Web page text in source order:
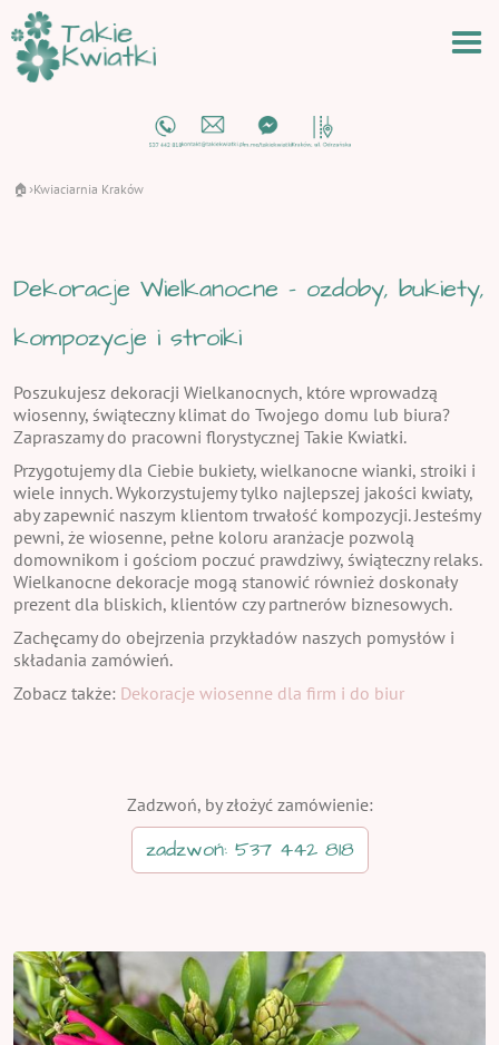
🏠 ›Kwiaciarnia Kraków
Dekoracje Wielkanocne - ozdoby, bukiety,
kompozycje i stroiki
Poszukujesz dekoracji Wielkanocnych, które wprowadzą
wiosenny, świąteczny klimat do Twojego domu lub biura?
Zapraszamy do pracowni florystycznej Takie Kwiatki.
Przygotujemy dla Ciebie bukiety, wielkanocne wianki, stroiki i
wiele innych. Wykorzystujemy tylko najlepszej jakości kwiaty,
aby zapewnić naszym klientom trwałość kompozycji. Jesteśmy
pewni, że wiosenne, pełne koloru aranżacje pozwolą
domownikom i gościom poczuć prawdziwy, świąteczny relaks.
Wielkanocne dekoracje mogą stanowić również doskonały
prezent dla bliskich, klientów czy partnerów biznesowych.
Zachęcamy do obejrzenia przykładów naszych pomysłów i
składania zamówień.
Zobacz także: Dekoracje wiosenne dla firm i do biur
Zadzwoń, by złożyć zamówienie:
zadzwoń: 537 442 818